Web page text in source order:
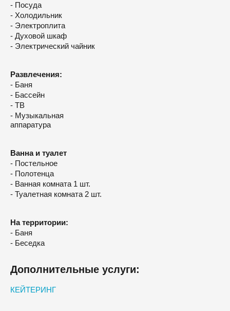
- Посуда
- Холодильник
- Электроплита
- Духовой шкаф
- Электрический чайник
Развлечения:
- Баня
- Бассейн
- ТВ
- Музыкальная
аппаратура
Ванна и туалет
- Постельное
- Полотенца
- Ванная комната 1 шт.
- Туалетная комната 2 шт.
На территории:
- Баня
- Беседка
Дополнительные услуги:
КЕЙТЕРИНГ